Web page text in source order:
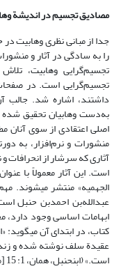
مصادیق تجسیم در اندیشة
جدا از مبانی نظری وهابیت
را به ‌سادگی در آثار و
تجسیم‌گرایی وهابیت،
تجسیم‌گرایی است. در
داشتند، اشاره شد. جالب
به‌دست وهابیان تحقیق
اصلی اعتقادی از سوی آنان
منشورات و نرم‌افزار، به
آثاری که سرشار از انحرافات
است. این آثار معمولاً با
الجهمیه» منتشر می‏شوند.
عبدالله‌بن احمدبن حنبل
ابهامات اساسی وجود
کتاب، در ابتدای آن
عقیدة سلف نوشته شده و
است.» (ابن‏حنبل، همان، 1: 15 [مقدمه]).